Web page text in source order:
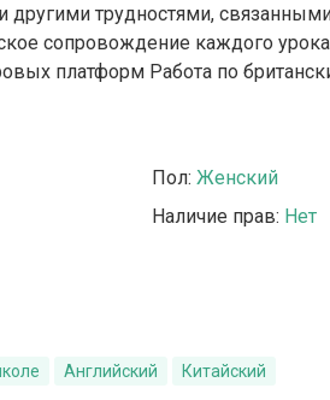
трудностями,
сопровождение каждого
платформ Работа по
Пол: Женский
Наличие прав: Нет
Английский Китайский